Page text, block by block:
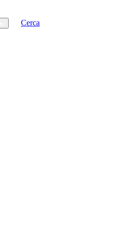
Cerca